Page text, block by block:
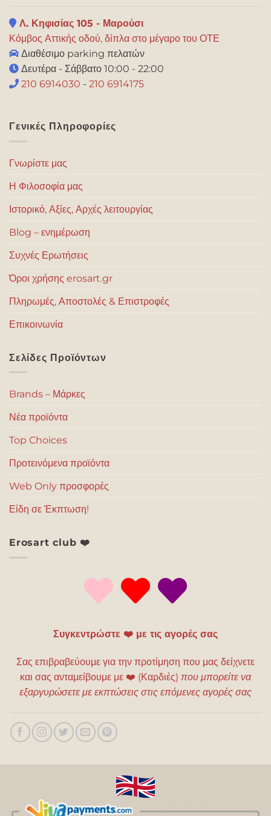
Λ. Κηφισίας 105 - Μαρούσι
Κόμβος Αττικής οδού, δίπλα στο μέγαρο του ΟΤΕ
Διαθέσιμο parking πελατών
Δευτέρα - Σάββατο 10:00 - 22:00
210 6914030 - 210 6914175
Γενικές Πληροφορίες
Γνωρίστε μας
Η Φιλοσοφία μας
Ιστορικό, Αξίες, Αρχές λειτουργίας
Blog – ενημέρωση
Συχνές Ερωτήσεις
Όροι χρήσης erosart.gr
Πληρωμές, Αποστολές & Επιστροφές
Επικοινωνία
Σελίδες Προϊόντων
Brands – Μάρκες
Νέα προϊόντα
Top Choices
Προτεινόμενα προϊόντα
Web Only προσφορές
Είδη σε Έκπτωση!
Erosart club ❤️
Συγκεντρώστε ❤️ με τις αγορές σας
Σας επιβραβεύουμε για την προτίμηση που μας δείχνετε
και σας ανταμείβουμε με ❤️ (Καρδιές) που μπορείτε να
εξαργυρώσετε με εκπτώσεις στις επόμενες αγορές σας